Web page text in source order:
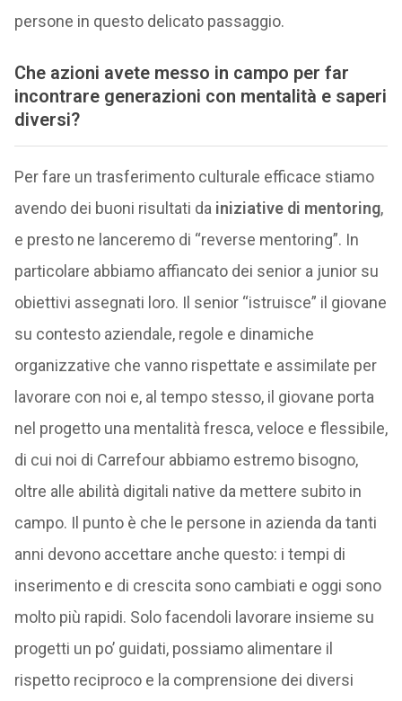
persone in questo delicato passaggio.
Che azioni avete messo in campo per far
incontrare generazioni con mentalità e saperi
diversi?
Per fare un trasferimento culturale efficace stiamo
avendo dei buoni risultati da iniziative di mentoring,
e presto ne lanceremo di “reverse mentoring”. In
particolare abbiamo affiancato dei senior a junior su
obiettivi assegnati loro. Il senior “istruisce” il giovane
su contesto aziendale, regole e dinamiche
organizzative che vanno rispettate e assimilate per
lavorare con noi e, al tempo stesso, il giovane porta
nel progetto una mentalità fresca, veloce e flessibile,
di cui noi di Carrefour abbiamo estremo bisogno,
oltre alle abilità digitali native da mettere subito in
campo. Il punto è che le persone in azienda da tanti
anni devono accettare anche questo: i tempi di
inserimento e di crescita sono cambiati e oggi sono
molto più rapidi. Solo facendoli lavorare insieme su
progetti un po’ guidati, possiamo alimentare il
rispetto reciproco e la comprensione dei diversi